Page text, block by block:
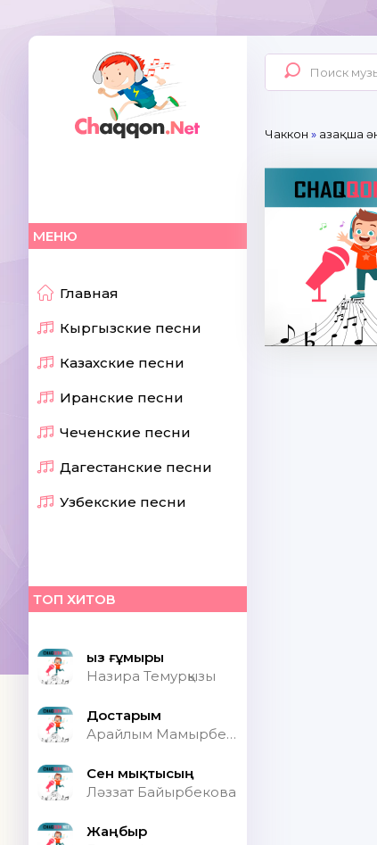
МЕНЮ
Главная
Кыргызские песни
Казахские песни
Иранские песни
Чеченские песни
Дагестанские песни
Узбекские песни
ТОП ХИТОВ
Қыз ғұмыры
Назира Темурқызы
Достарым
Арайлым Мамырбекқызы
Сен мықтысың
Ләззат Байырбекова
Жаңбыр
Чаккон » Қазақша